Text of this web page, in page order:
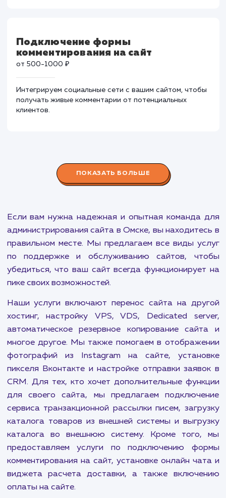
Выгрузка каталога во внешнюю
систему
от 2000-8000 ₽
комментирования на сайт
от 500-1000 ₽
Интегрируем социальные сети с вашим сайтом,
получать живые комментарии от потенциальных
Если вам нужна надежная и опытная команда
администрирования сайта в Омске, вы
правильном месте. Мы предлагаем все виды
по поддержке и обслуживанию сайтов,
убедиться, что ваш сайт всегда
пике своих возможностей.
Наши услуги включают перенос сайта на